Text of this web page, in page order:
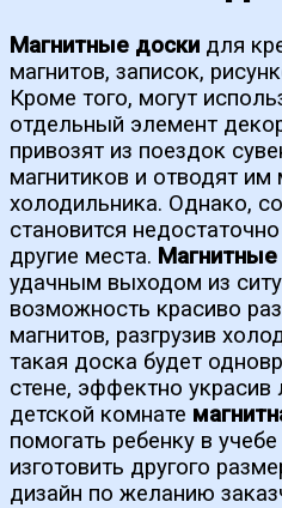
Магнитные доски для
магнитов, записок,
Кроме того, могут
отдельный элемент
привозят из поездок
магнитиков и отводят им
холодильника. Однако,
становится
другие места. Магнитные
удачным выходом из
возможность красиво
магнитов, разгрузив
такая доска будет
стене, эффектно
детской комнате
помогать ребенку в
изготовить другого
дизайн по желанию